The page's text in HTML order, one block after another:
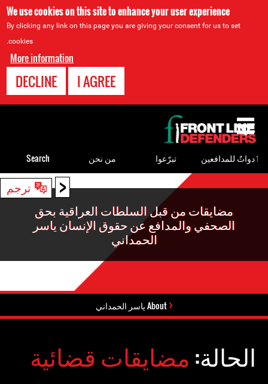
We use cookies on this site to enhance your user experience
By clicking any link on this page you are giving your consent for us to set
cookies.
More information
I AGREE
DECLINE
< ترجم
مضايقات من قبل السلطات العراقية بحق
الصحفي والمدافع عن حقوق الإنسان ياسر
الحمداني
About ياسر الحمداني
الحالة: مضايقات قضائية
to
top
ٲدواتٌ للمدافعين تبرّعوا من نحن Search